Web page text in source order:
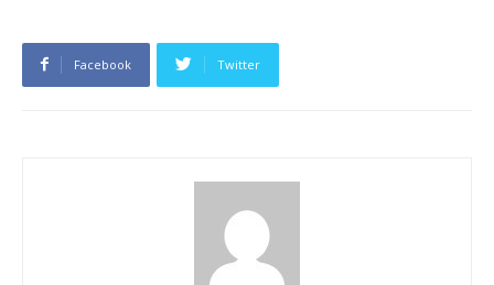
Facebook Twitter